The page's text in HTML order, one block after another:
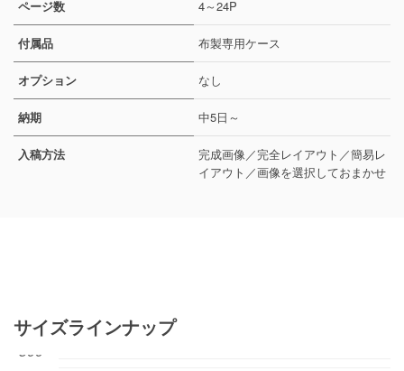
ページ数 4～24P
付属品 布製専用ケース
オプション なし
納期 中5日～
入稿方法
完成画像／完全レイアウト／簡易レ
イアウト／画像を選択しておまかせ
サイズラインナップ